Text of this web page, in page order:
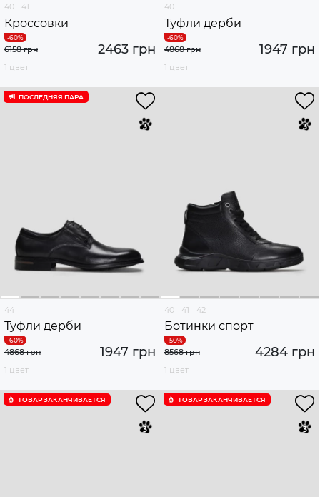
40 41
Кроссовки
2463 грн
6158 грн
1 цвет
40
Туфли дерби
1947 грн
4868 грн
1 цвет
ПОСЛЕДНЯЯ ПАРА
44
Туфли дерби
1947 грн
4868 грн
1 цвет
40 41 42
Ботинки спорт
4284 грн
8568 грн
1 цвет
ТОВАР ЗАКАНЧИВАЕТСЯ ТОВАР ЗАКАНЧИВАЕТСЯ